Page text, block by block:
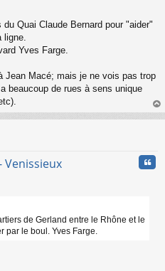
Quai Claude Bernard pour "aider"
Yves Farge.
Jean Macé; mais je ne vois pas trop
beaucoup de rues à sens unique
au
Venissieux
de Gerland entre le Rhône et le
par le boul. Yves Farge.